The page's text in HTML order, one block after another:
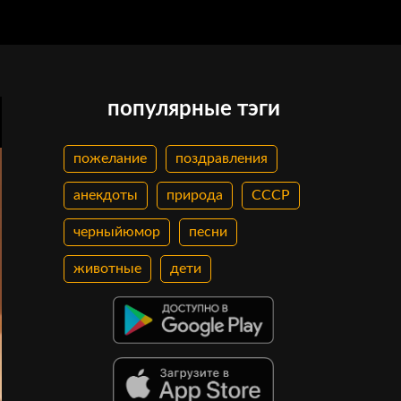
популярные тэги
пожелание поздравления
анекдоты природа СССР
черныйюмор песни
животные дети